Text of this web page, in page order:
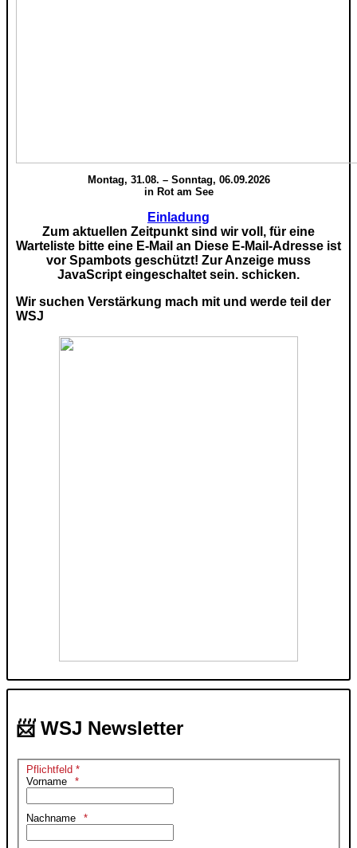
Montag, 31.08. – Sonntag, 06.09.2026
in Rot am See
Einladung
Zum aktuellen Zeitpunkt sind wir voll, für eine
Warteliste bitte eine E-Mail an Diese E-Mail-Adresse ist
vor Spambots geschützt! Zur Anzeige muss
JavaScript eingeschaltet sein. schicken.
Wir suchen Verstärkung mach mit und werde teil der
WSJ
📨 WSJ Newsletter
Pflichtfeld *
Vorname
Nachname